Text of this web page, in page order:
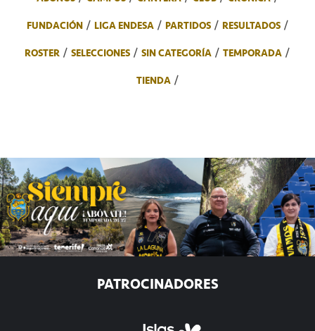
FUNDACIÓN
LIGA ENDESA PARTIDOS
RESULTADOS
ROSTER
SELECCIONES SIN CATEGORÍA
TEMPORADA
TIENDA
PATROCINADORES